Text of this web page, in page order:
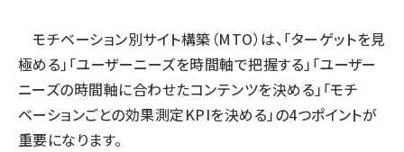
モチベーション別サイト構築（MTO）は、「ターゲットを見
極める」「ユーザーニーズを時間軸で把握する」「ユーザー
ニーズの時間軸に合わせたコンテンツを決める」「モチ
ベーションごとの効果測定KPIを決める」の4つポイントが
重要になります。